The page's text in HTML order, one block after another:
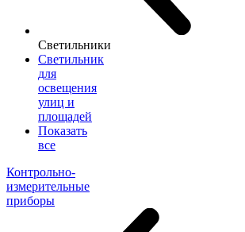
Светильники
Светильник
для
освещения
улиц и
площадей
Показать
все
Контрольно-
измерительные
приборы